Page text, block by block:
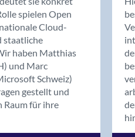
Bern -
spielen Open
Cloud-
staatliche
haben Matthias
und Marc
Schweiz)
gestellt und
Raum für ihre